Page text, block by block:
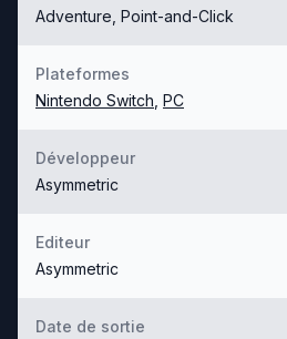
Adventure, Point-and-Click
Plateformes
Nintendo Switch PC
Développeur
Asymmetric
Editeur
Asymmetric
Date de sortie